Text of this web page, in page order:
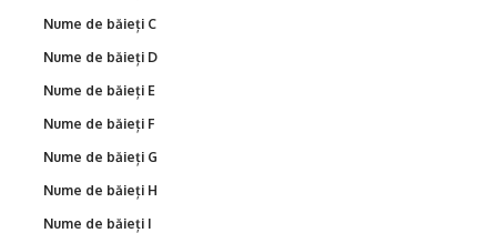
Nume de băieți C
Nume de băieți D
Nume de băieți E
Nume de băieți F
Nume de băieți G
Nume de băieți H
Nume de băieți I